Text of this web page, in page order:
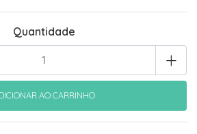
Quantidade
+